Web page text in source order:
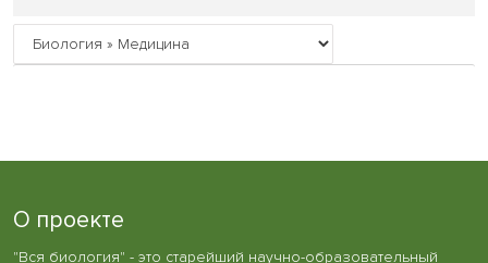
О проекте
"Вся биология" - это старейший научно-образовательный